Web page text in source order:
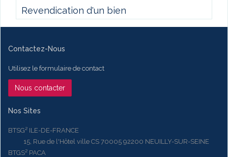
Revendication d'un bien
Contactez-Nous
Utilisez le formulaire de contact
Nous contacter
Nos Sites
BTSG² ILE-DE-FRANCE
15, Rue de l'Hôtel ville CS 70005 92200 NEUILLY-SUR-SEINE
BTGS² PACA